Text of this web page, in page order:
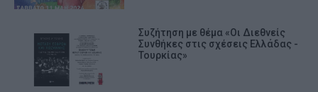
Συζήτηση με θέμα «Οι Διεθνείς
Συνθήκες στις σχέσεις Ελλάδας -
Τουρκίας»